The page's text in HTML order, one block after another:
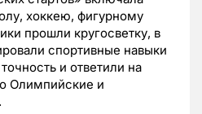
хоккею, фигурному
прошли кругосветку, в
спортивные навыки
и ответили на
Олимпийские и